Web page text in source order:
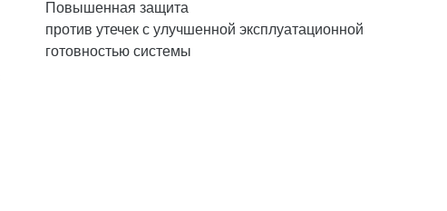
Повышенная защита
против утечек с улучшенной эксплуатационной
готовностью системы